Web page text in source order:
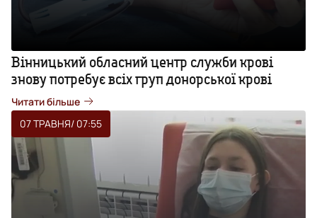
Вінницький обласний центр служби крові
знову потребує всіх груп донорської крові
Читати більше
07 ТРАВНЯ/ 07:55